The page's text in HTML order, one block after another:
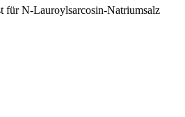
für N-Lauroylsarcosin-Natriumsalz